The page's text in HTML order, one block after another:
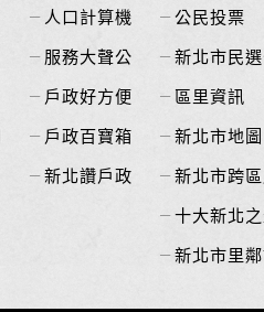
人口計算機
服務大聲公
戶政好方便
戶政百寶箱
新北讚戶政
公民投票
新北市民
區里資訊
新北市地圖
新北市跨
十大新北
新北市里